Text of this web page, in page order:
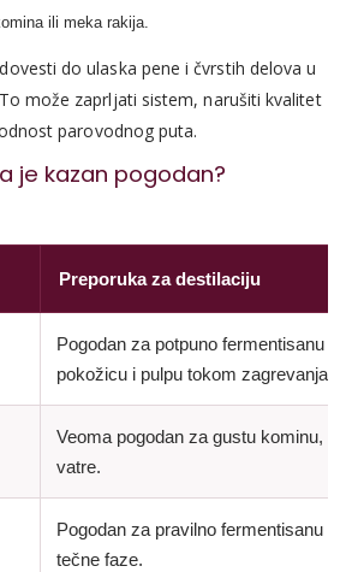
ili meka rakija.
do ulaska pene i čvrstih delova u
može zaprljati sistem, narušiti kvalitet
parovodnog puta.
je kazan pogodan?
Preporuka za destilaciju
Pogodan za potpuno fermentisanu
pokožicu i pulpu tokom zagrevanja.
Veoma pogodan za gustu kominu,
vatre.
Pogodan za pravilno fermentisanu
tečne faze.